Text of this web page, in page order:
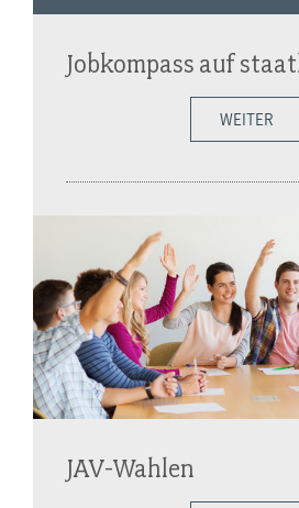
Jobkompass auf
WEITER
JAV-Wahlen